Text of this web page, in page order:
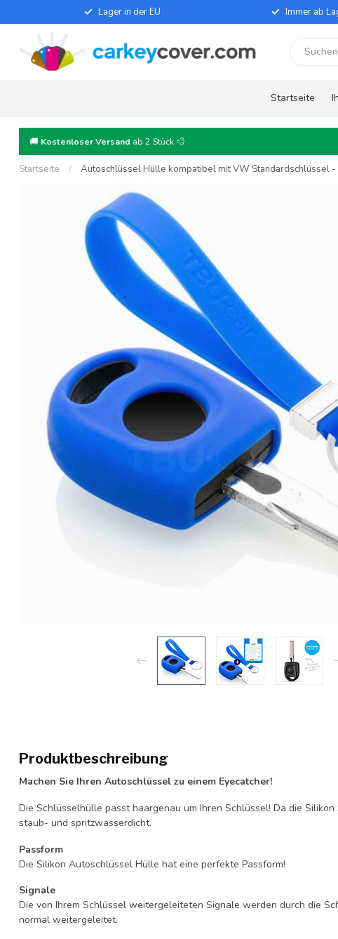
Lager in der EU Immer ab
Startseite
🚚 Kostenloser Versand ab 2 Stück 💨
Startseite / Autoschlüssel Hülle kompatibel mit VW Standardschlüssel
Produktbeschreibung
Machen Sie Ihren Autoschlüssel zu einem Eyecatcher!
Die Schlüsselhülle passt haargenau um Ihren Schlüssel! Da die
staub- und spritzwasserdicht.
Passform
Die Silikon Autoschlüssel Hülle hat eine perfekte Passform!
Signale
Die von Ihrem Schlüssel weitergeleiteten Signale werden durch die
normal weitergeleitet.